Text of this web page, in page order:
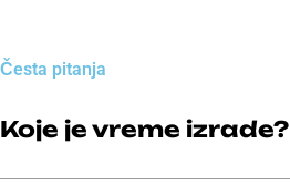
Česta pitanja
Koje je vreme izrade?